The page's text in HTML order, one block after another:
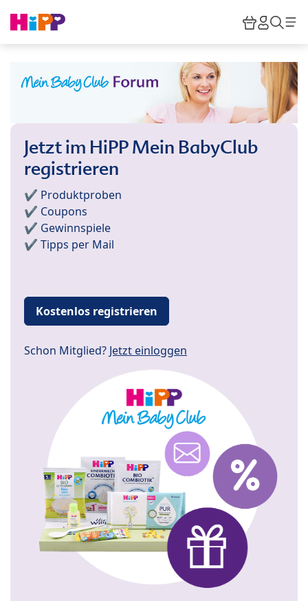
HiPP
Jetzt im HiPP Mein BabyClub
registrieren
✔️ Produktproben
✔️ Coupons
✔️ Gewinnspiele
✔️ Tipps per Mail
Kostenlos registrieren
Schon Mitglied? Jetzt einloggen